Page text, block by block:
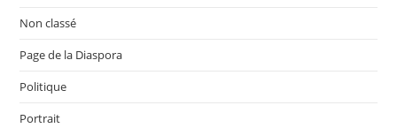
Non classé
Page de la Diaspora
Politique
Portrait